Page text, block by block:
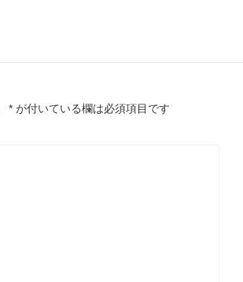
* が付いている欄は必須項目です